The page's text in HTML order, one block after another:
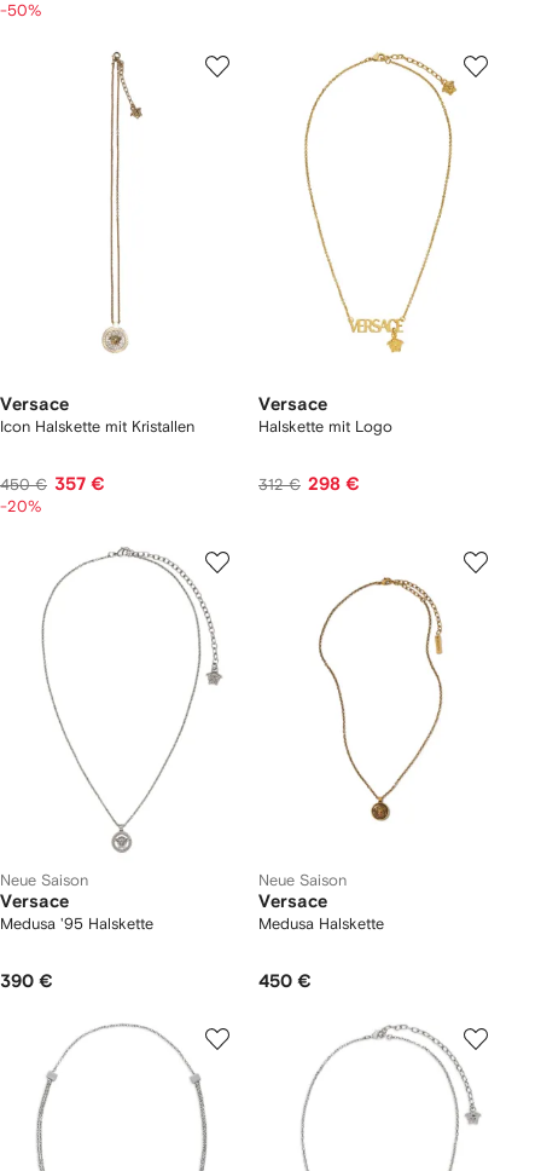
-50%
Versace
Icon Halskette mit Kristallen
450 € 357 €
-20%
Versace
Halskette mit Logo
312 € 298 €
Neue Saison
Versace
Medusa '95 Halskette
390 €
Neue Saison
Versace
Medusa Halskette
450 €